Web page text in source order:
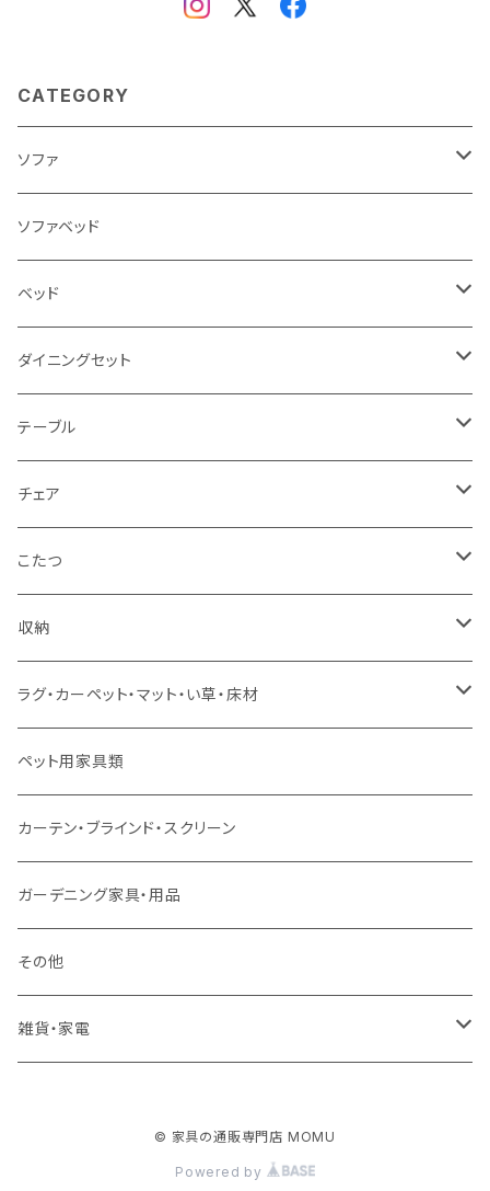
CATEGORY
ソファ
3人掛け
2.5人掛け
2人掛け
1人掛け
カウチソファ
コーナーソファ
ソファセット
スツール・オットマン
ソファ付属品
クッション・座椅子
ソファベッド
ベッド
シングルサイズ以下（フレームのみ）
セミダブルサイズ（フレームのみ）
ダブルサイズ（フレームのみ）
ワイドダブルサイズ以上（フレームのみ）
シングルサイズ以下（マットレス付）
セミダブルサイズ（マットレス付）
ダブルサイズ（マットレス付）
ダブルサイズ以上（マットレス付）
ロフトベッド
二段ベッド
マットレス
ダイニングセット
ダイニング3点セット以下
ダイニング4点セット
ダイニング5点・6点セット
ダイニング7点セット以上
テーブル
センターテーブル
ダイニングテーブル
カウンターテーブル
リフティングテーブル
サイドテーブル・コーヒーテーブル
デスク
チェア
ダイニングチェア
カウンターチェア
キッズチェア
オフィスチェア・ゲーミングチェア
ダイニングベンチ・スツール
こたつ
こたつテーブル
こたつ布団
コタツ・布団セット
収納
本棚・シェルフ
食器棚・収納庫
レンジ台・カウンター
ラック
TVボード
キャビネット・飾り棚
ラグ・カーペット・マット・い草・床材
マット・フロアタイル
ラグ
カーペット
ペット用家具類
カーテン・ブラインド・スクリーン
ガーデニング家具・用品
その他
雑貨・家電
© 家具の通販専門店 MOMU
Powered by